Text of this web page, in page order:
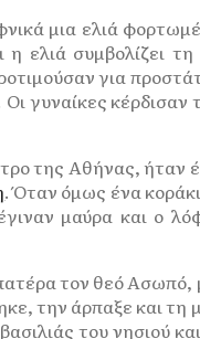
μια ελιά
ελιά συμβολίζει
για
γυναίκες κέρδισαν
της Αθήνας, ήταν
. Όταν όμως ένα
μαύρα και ο
τον θεό
την άρπαξε και
του νησιού